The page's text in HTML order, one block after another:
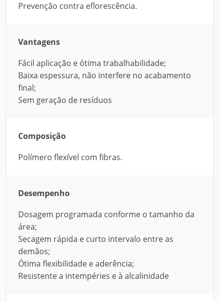
Prevenção contra eflorescência.
Vantagens
Fácil aplicação e ótima trabalhabilidade;
Baixa espessura, não interfere no acabamento
final;
Sem geração de resíduos
Composição
Polímero flexível com fibras.
Desempenho
Dosagem programada conforme o tamanho da
área;
Secagem rápida e curto intervalo entre as
demãos;
Ótima flexibilidade e aderência;
Resistente a intempéries e à alcalinidade